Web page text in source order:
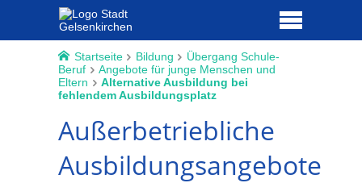
Startseite Bildung
Übergang Schule-
Beruf
Angebote für junge Menschen und
Eltern
Alternative Ausbildung bei
fehlendem Ausbildungsplatz
Außerbetriebliche
Ausbildungsangebote